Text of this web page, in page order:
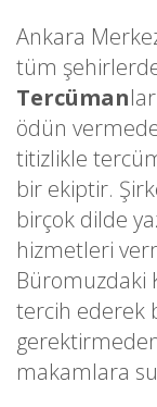
Ankara
tüm
Tercüman
ödün
titizlikle
bir ekiptir.
birçok dilde
hizmetleri
Büromuzdaki
tercih ederek
makamlara